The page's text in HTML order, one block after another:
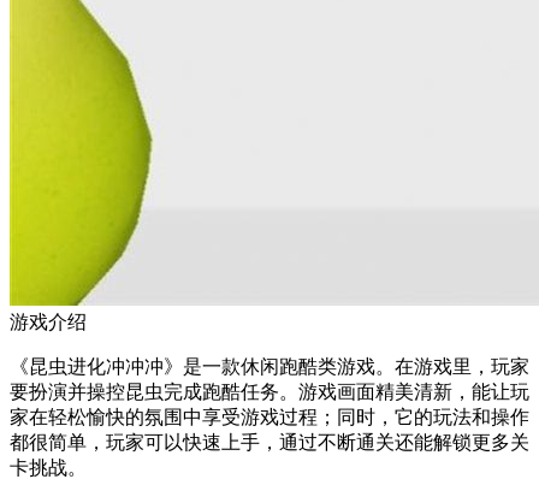
游戏介绍
《昆虫进化冲冲冲》是一款休闲跑酷类游戏。在游戏里，玩家
要扮演并操控昆虫完成跑酷任务。游戏画面精美清新，能让玩
家在轻松愉快的氛围中享受游戏过程；同时，它的玩法和操作
都很简单，玩家可以快速上手，通过不断通关还能解锁更多关
卡挑战。